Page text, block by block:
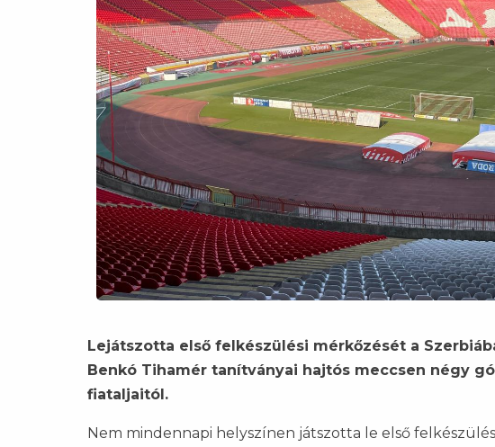
Lejátszotta első felkészülési mérkőzését a
Benkó Tihamér tanítványai hajtós meccsen négy
fiataljaitól.
Nem mindennapi helyszínen játszotta le első